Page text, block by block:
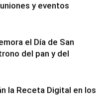
y eventos
el Día de San
del pan y del
la Receta Digital en los